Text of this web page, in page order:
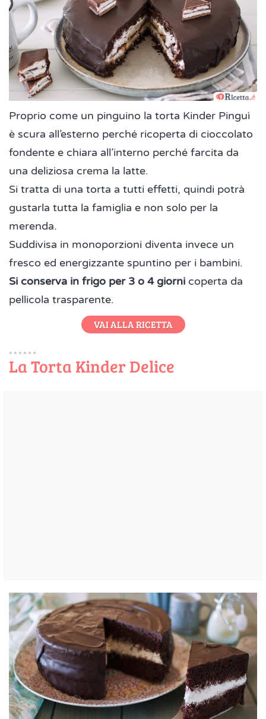
Proprio come un pinguino la torta Kinder Pinguì
è scura all’esterno perché ricoperta di cioccolato
fondente e chiara all’interno perché farcita da
una deliziosa crema la latte.
Si tratta di una torta a tutti effetti, quindi potrà
gustarla tutta la famiglia e non solo per la
merenda.
Suddivisa in monoporzioni diventa invece un
fresco ed energizzante spuntino per i bambini.
Si conserva in frigo per 3 o 4 giorni coperta da
pellicola trasparente.
VAI ALLA RICETTA
La Torta Kinder Delice